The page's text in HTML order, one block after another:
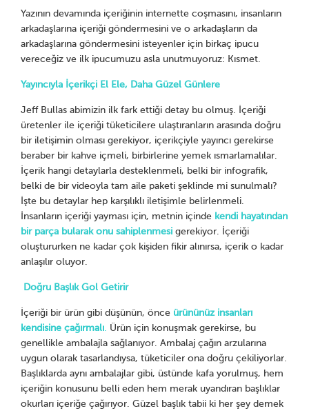
Yazının devamında içeriğinin internette coşmasını, insanların
arkadaşlarına içeriği göndermesini ve o arkadaşların da
arkadaşlarına göndermesini isteyenler için birkaç ipucu
vereceğiz ve ilk ipucumuzu asla unutmuyoruz: Kısmet.
Yayıncıyla İçerikçi El Ele, Daha Güzel Günlere
Jeff Bullas abimizin ilk fark ettiği detay bu olmuş. İçeriği
üretenler ile içeriği tüketicilere ulaştıranların arasında doğru
bir iletişimin olması gerekiyor, içerikçiyle yayıncı gerekirse
beraber bir kahve içmeli, birbirlerine yemek ısmarlamalılar.
İçerik hangi detaylarla desteklenmeli, belki bir infografik,
belki de bir videoyla tam aile paketi şeklinde mi sunulmalı?
İşte bu detaylar hep karşılıklı iletişimle belirlenmeli.
İnsanların içeriği yayması için, metnin içinde kendi hayatından
bir parça bularak onu sahiplenmesi gerekiyor. İçeriği
oluştururken ne kadar çok kişiden fikir alınırsa, içerik o kadar
anlaşılır oluyor.
Doğru Başlık Gol Getirir
İçeriği bir ürün gibi düşünün, önce ürününüz insanları
kendisine çağırmalı
Ürün için konuşmak gerekirse, bu
genellikle ambalajla sağlanıyor. Ambalaj çağın arzularına
uygun olarak tasarlandıysa, tüketiciler ona doğru çekiliyorlar.
Başlıklarda aynı ambalajlar gibi, üstünde kafa yorulmuş, hem
içeriğin konusunu belli eden hem merak uyandıran başlıklar
okurları içeriğe çağırıyor. Güzel başlık tabii ki her şey demek